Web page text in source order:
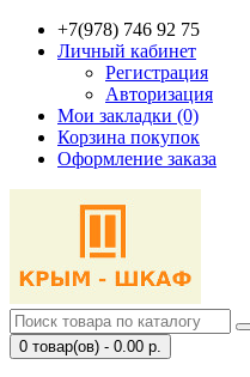
+7(978) 746 92 75
Личный кабинет
Регистрация
Авторизация
Мои закладки (0)
Корзина покупок
Оформление заказа
0 товар(ов) - 0.00 р.